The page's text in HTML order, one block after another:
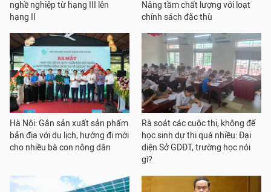
nghề nghiệp từ hạng III lên
hạng II
Nâng tầm chất lượng với loạt
chính sách đặc thù
Hà Nội: Gắn sản xuất sản phẩm
bản địa với du lịch, hướng đi mới
cho nhiều bà con nông dân
Rà soát các cuộc thi, không để
học sinh dự thi quá nhiều: Đại
diện Sở GDĐT, trường học nói
gì?